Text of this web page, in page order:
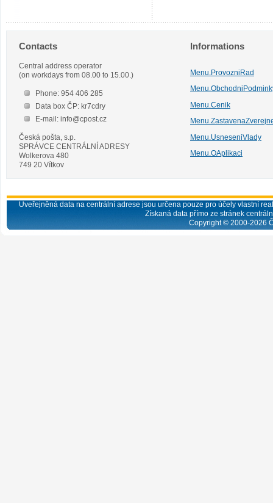
Contacts
Central address operator
(on workdays from 08.00 to 15.00.)
Phone: 954 406 285
Data box ČP: kr7cdry
E-mail: info@cpost.cz
Česká pošta, s.p.
SPRÁVCE CENTRÁLNÍ ADRESY
Wolkerova 480
749 20 Vítkov
Informations
Menu.ProvozniRad
Menu.Cenik
Menu.UsneseniVlady
Menu.OAplikaci
Uveřejněná data na centrální adrese jsou určena pouze pro účely vlastní
Získaná data přímo ze stránek
Copyright © 2000-2026